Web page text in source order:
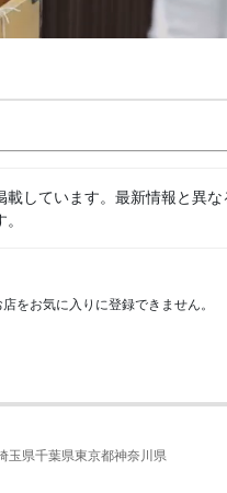
しています。最新情報と異
をお気に入りに登録できません。
玉県千葉県東京都神奈川県